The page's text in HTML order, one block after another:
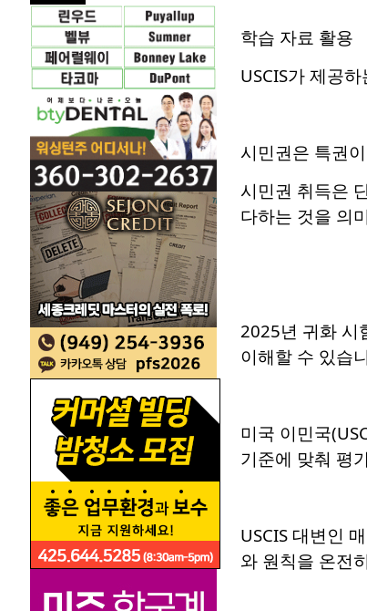
학습 자료 활용
USCIS가 제공
시민권은 특권
시민권 취득은
다하는 것을 의
2025년 귀화 시
이해할 수 있습
미국 이민국
기준에 맞춰 평
USCIS 대변인
와 원칙을 온전